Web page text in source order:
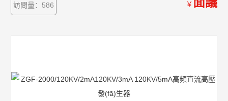
很多，不同的應(yīng)用也會有細(xì)微的差
訪問量：586 ￥